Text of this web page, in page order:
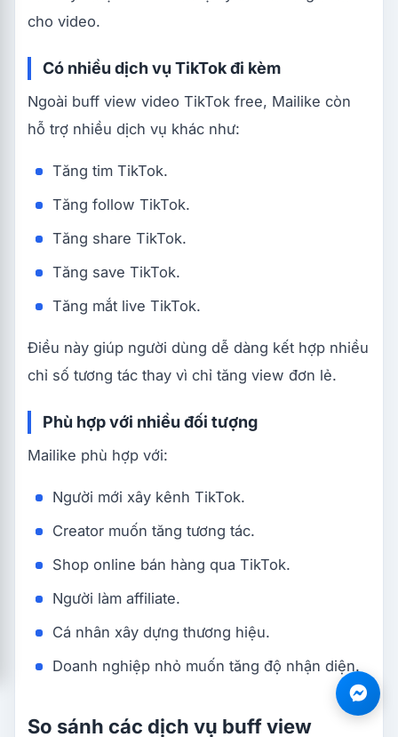
cho video.
Có nhiều dịch vụ TikTok đi kèm
Ngoài buff view video TikTok free, Mailike còn
hỗ trợ nhiều dịch vụ khác như:
Tăng tim TikTok.
Tăng follow TikTok.
Tăng share TikTok.
Tăng save TikTok.
Tăng mắt live TikTok.
Điều này giúp người dùng dễ dàng kết hợp nhiều
chỉ số tương tác thay vì chỉ tăng view đơn lẻ.
Phù hợp với nhiều đối tượng
Mailike phù hợp với:
Người mới xây kênh TikTok.
Creator muốn tăng tương tác.
Shop online bán hàng qua TikTok.
Người làm affiliate.
Cá nhân xây dựng thương hiệu.
Doanh nghiệp nhỏ muốn tăng độ nhận diện.
So sánh các dịch vụ buff view